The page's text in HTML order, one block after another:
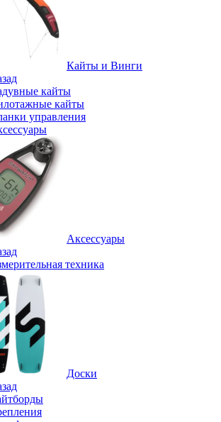
Кайты и Винги
кайты
кайты
управления
Аксессуары
техника
Доски